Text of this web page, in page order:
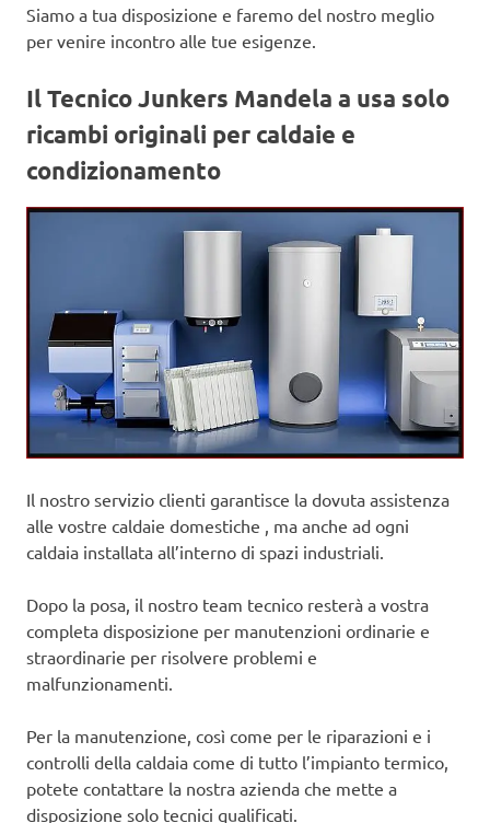
Siamo a tua disposizione e faremo del nostro meglio
per venire incontro alle tue esigenze.
Il Tecnico Junkers Mandela a usa solo
ricambi originali per caldaie e
condizionamento
Il nostro servizio clienti garantisce la dovuta assistenza
alle vostre caldaie domestiche , ma anche ad ogni
caldaia installata all’interno di spazi industriali.
Dopo la posa, il nostro team tecnico resterà a vostra
completa disposizione per manutenzioni ordinarie e
straordinarie per risolvere problemi e
malfunzionamenti.
Per la manutenzione, così come per le riparazioni e i
controlli della caldaia come di tutto l’impianto termico,
potete contattare la nostra azienda che mette a
disposizione solo tecnici qualificati.